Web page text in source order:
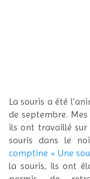
La souris a été
de septembre.
ils ont travaillé sur
souris dans le
comptine « Une
la souris, ils ont